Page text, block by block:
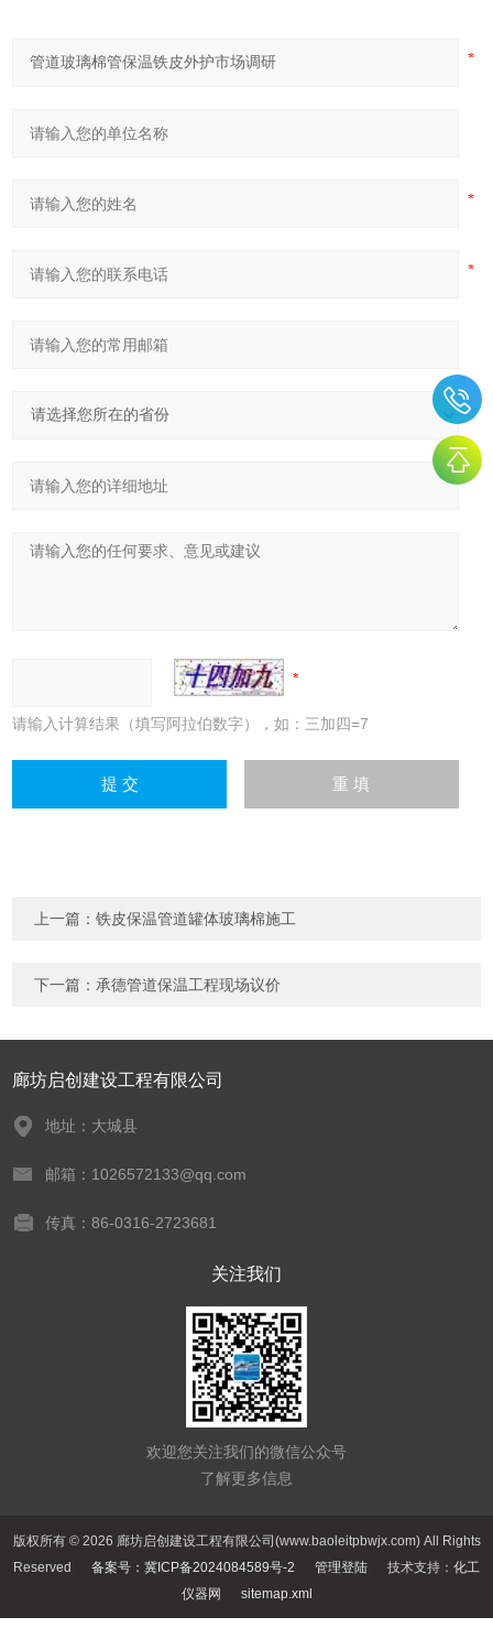
请输入计算结果（填写阿拉伯数字），如：三加四=7
上一篇：铁皮保温管道罐体玻璃棉施工
下一篇： 承德管道保温工程现场议价
廊坊启创建设工程有限公司
地址：大城县
邮箱：1026572133@qq.com
传真：86-0316-2723681
关注我们
欢迎您关注我们的微信公众号
了解更多信息
版权所有 © 2026 廊坊启创建设工程有限公司(www.baoleitpbwjx.com) All Rights
Reserved 备案号：冀ICP备2024084589号-2 管理登陆 技术支持： 化工
仪器网
sitemap.xml